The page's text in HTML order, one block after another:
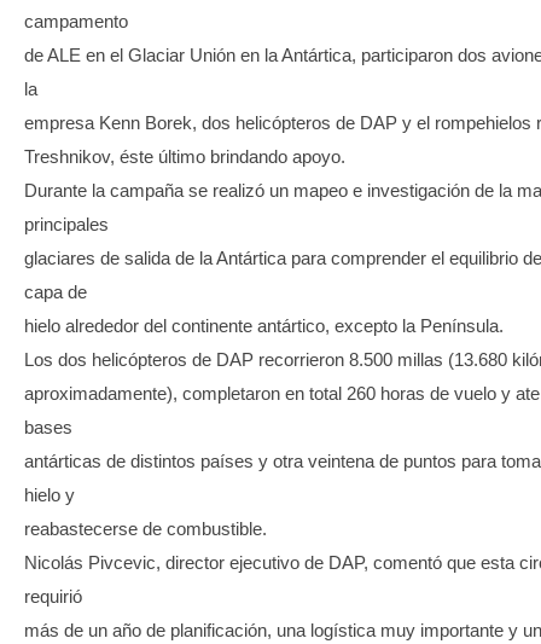
campamento
de ALE en el Glaciar Unión en la Antártica, participaron dos
la
empresa Kenn Borek, dos helicópteros de DAP y el rompehielos
Treshnikov, éste último brindando apoyo.
Durante la campaña se realizó un mapeo e investigación de la
principales
glaciares de salida de la Antártica para comprender el equilibrio
capa de
hielo alrededor del continente antártico, excepto la Península.
Los dos helicópteros de DAP recorrieron 8.500 millas (13.680
aproximadamente), completaron en total 260 horas de vuelo y
bases
antárticas de distintos países y otra veintena de puntos para
hielo y
reabastecerse de combustible.
Nicolás Pivcevic, director ejecutivo de DAP, comentó que esta
requirió
más de un año de planificación, una logística muy importante y